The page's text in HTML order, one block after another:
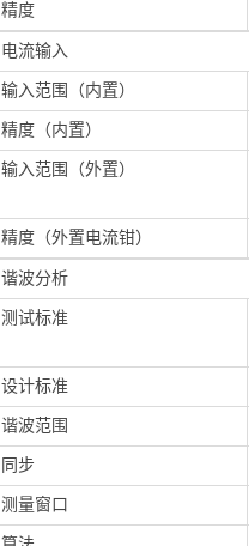
精度
电流输入
输入范围（内置）
精度（内置）
输入范围（外置）
精度（外置电流钳）
谐波分析
测试标准
设计标准
谐波范围
同步
测量窗口